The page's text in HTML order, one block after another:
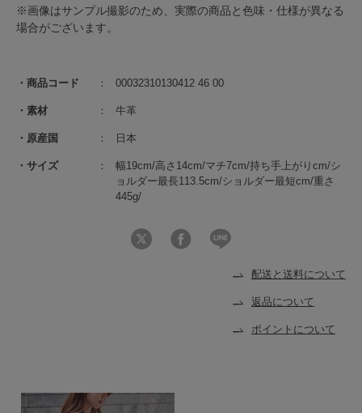
商品コード 00032310130412 46 00
素材 牛革
原産国 日本
サイズ
幅19cm/高さ14cm/マチ7cm/持ち手上がりcm/シ
ョルダー最長113.5cm/ショルダー最短cm/重さ
445g/
配送と送料について
返品について
ポイントについて
※画像はサンプル撮影のため、実際の商品と色味・仕様が異なる
場合がございます。